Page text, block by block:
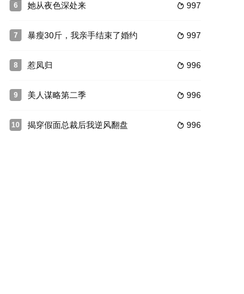
6  997
她从夜色深处来
7  997
暴瘦30斤，我亲手结束了婚约
8  996
惹凤归
9  996
美人谋略第二季
10  996
揭穿假面总裁后我逆风翻盘